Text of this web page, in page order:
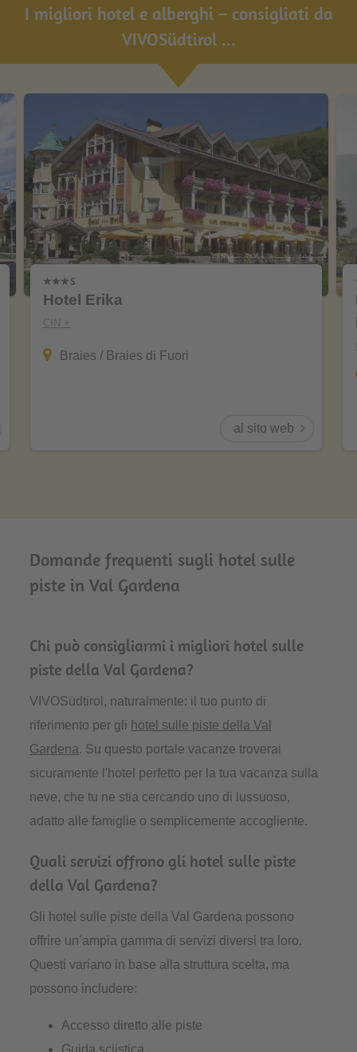
I migliori hotel e alberghi – consigliati da
VIVOSüdtirol ...
Hotel Erika
CIN +
Braies / Braies di Fuori
al sito web
Domande frequenti sugli hotel sulle
piste in Val Gardena
Chi può consigliarmi i migliori hotel sulle
piste della Val Gardena?
VIVOSüdtirol, naturalmente: il tuo punto di
riferimento per gli hotel sulle piste della Val
Gardena. Su questo portale vacanze troverai
sicuramente l'hotel perfetto per la tua vacanza sulla
neve, che tu ne stia cercando uno di lussuoso,
adatto alle famiglie o semplicemente accogliente.
Quali servizi offrono gli hotel sulle piste
della Val Gardena?
Gli hotel sulle piste della Val Gardena possono
offrire un’ampia gamma di servizi diversi tra loro.
Questi variano in base alla struttura scelta, ma
possono includere:
Accesso diretto alle piste
Guida sciistica